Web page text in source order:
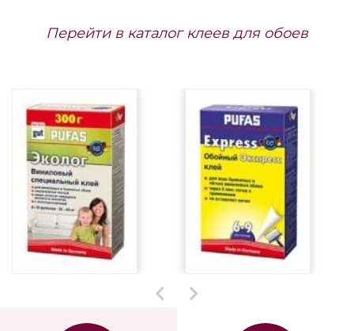
Перейти в каталог клеев для обоев